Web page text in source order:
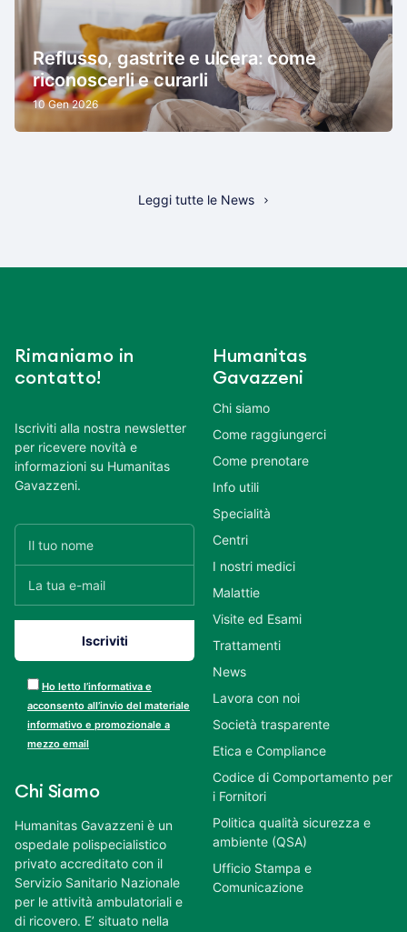
Reflusso, gastrite e ulcera: come
riconoscerli e curarli
10 Gen 2026
Leggi tutte le News
Rimaniamo in
contatto!
Iscriviti alla nostra newsletter
per ricevere novità e
informazioni su Humanitas
Gavazzeni.
Ho letto l’informativa e
acconsento all’invio del materiale
informativo e promozionale a
mezzo email
Chi Siamo
Humanitas Gavazzeni è un
ospedale polispecialistico
privato accreditato con il
Servizio Sanitario Nazionale
per le attività ambulatoriali e
di ricovero. E’ situato nella
Humanitas
Gavazzeni
Chi siamo
Come raggiungerci
Come prenotare
Info utili
Specialità
Centri
I nostri medici
Malattie
Visite ed Esami
Trattamenti
News
Lavora con noi
Società trasparente
Etica e Compliance
Codice di Comportamento per
i Fornitori
Politica qualità sicurezza e
ambiente (QSA)
Ufficio Stampa e
Comunicazione